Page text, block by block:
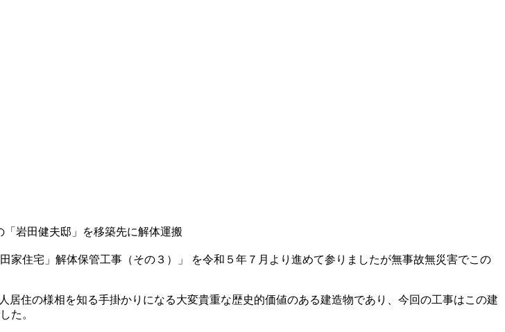
岩田健夫邸」を移築先に解体運搬
住宅」解体保管工事（その３）」 を令和５年７月より進めて参りましたが無事故無災害でこの
住の様相を知る手掛かりになる大変貴重な歴史的価値のある建造物であり、今回の工事はこの建
た。